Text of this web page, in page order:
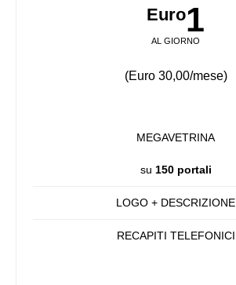
Euro1
AL GIORNO
(Euro 30,00/mese)
MEGAVETRINA
su 150 portali
LOGO + DESCRIZIONE
RECAPITI TELEFONICI